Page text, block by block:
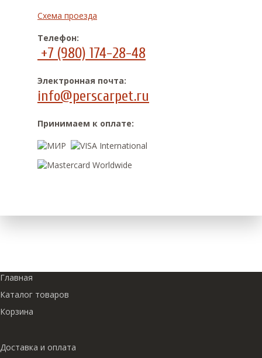
Схема проезда
Телефон:
+7 (980) 174-28-48
Электронная почта:
info@perscarpet.ru
Принимаем к оплате:
Главная
Каталог товаров
Корзина
Доставка и оплата